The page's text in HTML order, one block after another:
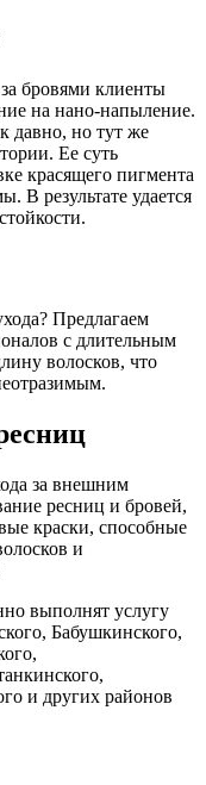
бровями клиенты
на нано-напыление.
давно, но тут же
Ее суть
красящего пигмента
В результате удается
Предлагаем
с длительным
волосков, что
за внешним
ресниц и бровей,
краски, способные
и
выполнят услугу
Бабушкинского,
и других районов